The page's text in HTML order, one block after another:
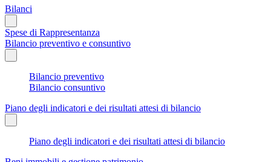
Bilanci
Spese di Rappresentanza
Bilancio preventivo e consuntivo
Bilancio preventivo
Bilancio consuntivo
Piano degli indicatori e dei risultati attesi di bilancio
Piano degli indicatori e dei risultati attesi di bilancio